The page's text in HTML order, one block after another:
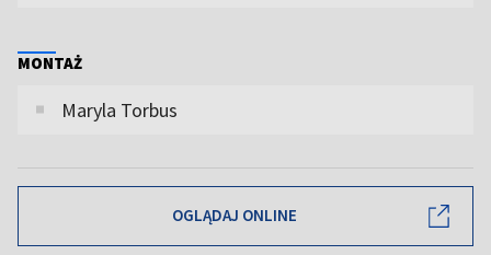
MONTAŻ
Maryla Torbus
OGLĄDAJ ONLINE